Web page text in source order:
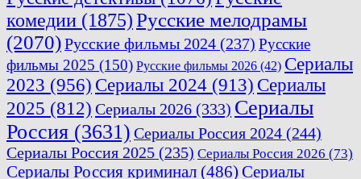
комедии (1875)Русские мелодрамы
(2070)Русские фильмы 2024 (237) Русские
фильмы 2025 (150) Русские фильмы 2026 (42) Сериалы
2023 (956) Сериалы 2024 (913) Сериалы
2025 (812) Сериалы 2026 (333) Сериалы
Россия (3631) Сериалы Россия 2024 (244)
Сериалы Россия 2025 (235) Сериалы Россия 2026 (73)
Сериалы Россия криминал (486) Сериалы